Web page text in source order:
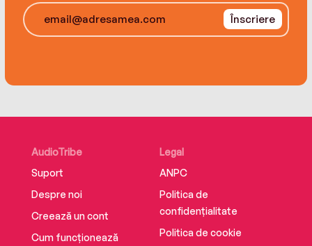
Înscriere
AudioTribe
Suport
Despre noi
Creează un cont
Cum funcționează
Legal
ANPC
Politica de
confidențialitate
Politica de cookie